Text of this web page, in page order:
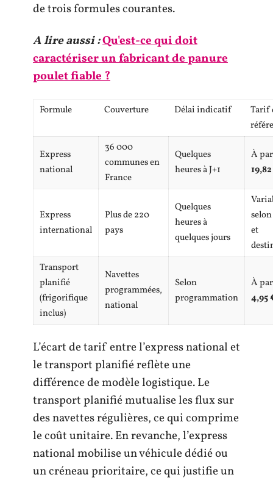
de trois formules courantes.
A lire aussi :Qu'est-ce qui doit
caractériser un fabricant de panure
poulet fiable ?
Formule Couverture Délai indicatif
Tarif
Express
national
36 000
communes en
France
Quelques
heures à J+1
À
Express
international
Plus de 220
pays
Quelques
heures à
quelques jours
et
Transport
planifié
(frigorifique
inclus)
Navettes
programmées,
national
Selon
programmation
À
4,95
L’écart de tarif entre l’express national et
le transport planifié reflète une
différence de modèle logistique. Le
transport planifié mutualise les flux sur
des navettes régulières, ce qui comprime
le coût unitaire. En revanche, l’express
national mobilise un véhicule dédié ou
un créneau prioritaire, ce qui justifie un